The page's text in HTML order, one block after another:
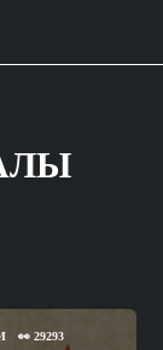
👀29293